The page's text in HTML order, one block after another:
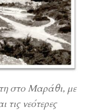
στο Μαράθι, με
τις νεότερες